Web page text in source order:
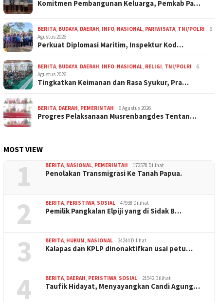
Komitmen Pembangunan Keluarga, Pemkab Pa…
BERITA BUDAYA DAERAH INFO NASIONAL PARIWISATA TNI/POLRI
6
Agustus 2026
Perkuat Diplomasi Maritim, Inspektur Kod…
BERITA BUDAYA DAERAH INFO NASIONAL RELIGI TNI/POLRI
6
Agustus 2026
Tingkatkan Keimanan dan Rasa Syukur, Pra…
BERITA DAERAH PEMERINTAH 6 Agustus 2026
Progres Pelaksanaan Musrenbangdes Tentan…
MOST VIEW
1 BERITA NASIONAL PEMERINTAH 172578 Dilihat
Penolakan Transmigrasi Ke Tanah Papua.
2 BERITA PERISTIWA SOSIAL 47938 Dilihat
Pemilik Pangkalan Elpiji yang di Sidak B…
3 BERITA HUKUM NASIONAL 34244 Dilihat
Kalapas dan KPLP dinonaktifkan usai petu…
4 BERITA DAERAH PERISTIWA SOSIAL 21542 Dilihat
Taufik Hidayat, Menyayangkan Candi Agung…